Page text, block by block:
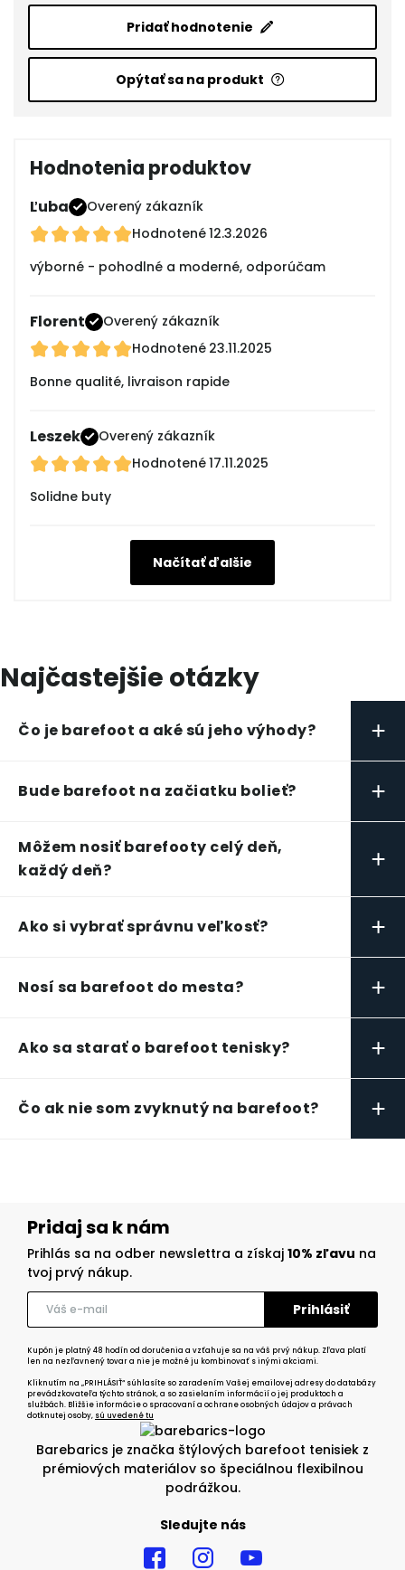
Pridať hodnotenie
Opýtať sa na produkt
Hodnotenia produktov
Ľuba
Overený zákazník
Hodnotené12.3.2026
výborné - pohodlné a moderné, odporúčam
Florent
Overený zákazník
Hodnotené 23.11.2025
Bonne qualité, livraison rapide
Leszek
Overený zákazník
Hodnotené17.11.2025
Solidne buty
Načítať ďalšie
Najčastejšie otázky
Čo je barefoot a aké sú jeho výhody? +
Bude barefoot na začiatku bolieť? +
Môžem nosiť barefooty celý deň,
každý deň?
+
Ako si vybrať správnu veľkosť? +
Nosí sa barefoot do mesta? +
Ako sa starať o barefoot tenisky? +
Čo ak nie som zvyknutý na barefoot? +
Barebarics je značka štýlových barefoot tenisiek z
prémiových materiálov so špeciálnou flexibilnou
podrážkou.
Sledujte nás
Pridaj sa k nám
Prihlás sa na odber newslettra a získaj 10% zľavu na
tvoj prvý nákup.
Kupón je platný 48 hodín od doručenia a vzťahuje sa na váš prvý nákup. Zľava platí
len na nezľavnený tovar a nie je možné ju kombinovať s inými akciami.
Kliknutím na „PRIHLÁSIŤ“ súhlasíte so zaradením Vašej emailovej adresy do databázy
prevádzkovateľa týchto stránok, a so zasielaním informácií o jej produktoch a
službách. Bližšie informácie o spracovaní a ochrane osobných údajov a právach
dotknutej osoby, sú uvedené tu